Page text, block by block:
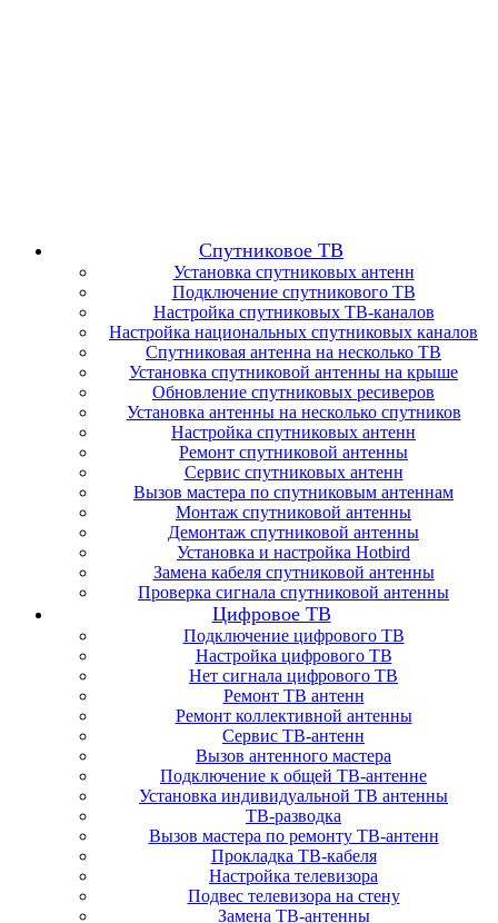
Спутниковое ТВ
Установка спутниковых антенн
Подключение спутникового ТВ
Настройка спутниковых ТВ-каналов
Настройка национальных спутниковых каналов
Спутниковая антенна на несколько ТВ
Установка спутниковой антенны на крыше
Обновление спутниковых ресиверов
Установка антенны на несколько спутников
Настройка спутниковых антенн
Ремонт спутниковой антенны
Сервис спутниковых антенн
Вызов мастера по спутниковым антеннам
Монтаж спутниковой антенны
Демонтаж спутниковой антенны
Установка и настройка Hotbird
Замена кабеля спутниковой антенны
Проверка сигнала спутниковой антенны
Цифровое ТВ
Подключение цифрового ТВ
Настройка цифрового ТВ
Нет сигнала цифрового ТВ
Ремонт ТВ антенн
Ремонт коллективной антенны
Сервис ТВ-антенн
Вызов антенного мастера
Подключение к общей ТВ-антенне
Установка индивидуальной ТВ антенны
ТВ-разводка
Вызов мастера по ремонту ТВ-антенн
Прокладка ТВ-кабеля
Настройка телевизора
Подвес телевизора на стену
Замена ТВ-антенны